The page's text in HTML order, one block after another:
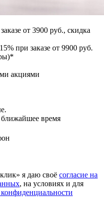
от 3900 руб., скидка
при заказе от 9900 руб.
акциями
время
я даю своё согласие на
, на условиях и для